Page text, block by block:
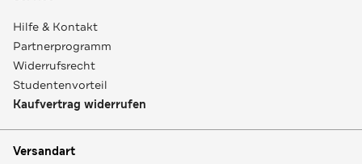
Hilfe & Kontakt
Partnerprogramm
Widerrufsrecht
Studentenvorteil
Kaufvertrag widerrufen
Versandart